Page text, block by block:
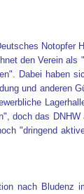
Notopfer
den Verein als
Dabei haben
und anderen
doch das
"dringend
nach Bludenz